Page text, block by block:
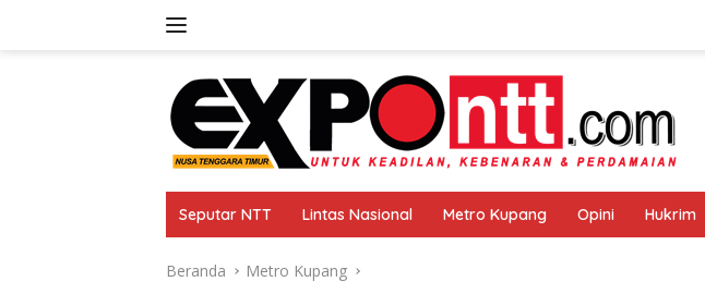
Seputar NTT Lintas Nasional Metro Kupang Opini Hukrim
Beranda Metro Kupang